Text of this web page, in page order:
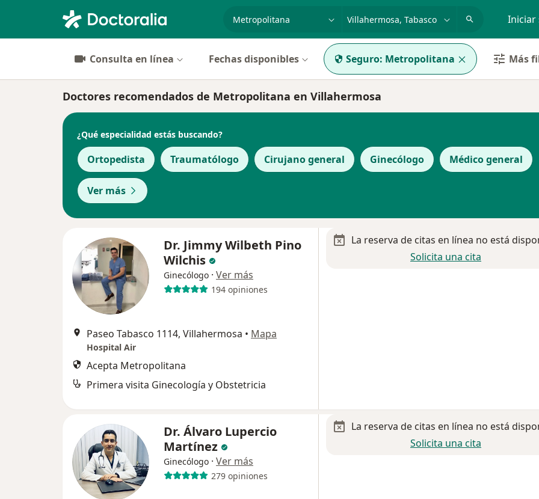
Iniciar
Consulta en línea Fechas disponibles Seguro: Metropolitana Más
Doctores recomendados de Metropolitana en Villahermosa
¿Qué especialidad estás buscando?
Ortopedista Traumatólogo Cirujano general Ginecólogo Médico general
Ver más
Dr. Jimmy Wilbeth Pino
Wilchis
Ginecólogo · Ver más
194 opiniones
Paseo Tabasco 1114, Villahermosa • Mapa
Hospital Air
Acepta Metropolitana
Primera visita Ginecología y Obstetricia
La reserva de citas en línea no está
Solicita una cita
Dr. Álvaro Lupercio
Martínez
Ginecólogo · Ver más
279 opiniones
La reserva de citas en línea no está
Solicita una cita